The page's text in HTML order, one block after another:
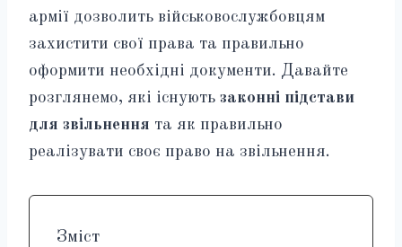
армії дозволить військовослужбовцям
захистити свої права та правильно
оформити необхідні документи. Давайте
розглянемо, які існують законні підстави
для звільнення та як правильно
реалізувати своє право на звільнення.
Зміст